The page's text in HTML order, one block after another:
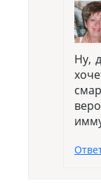
Ну,